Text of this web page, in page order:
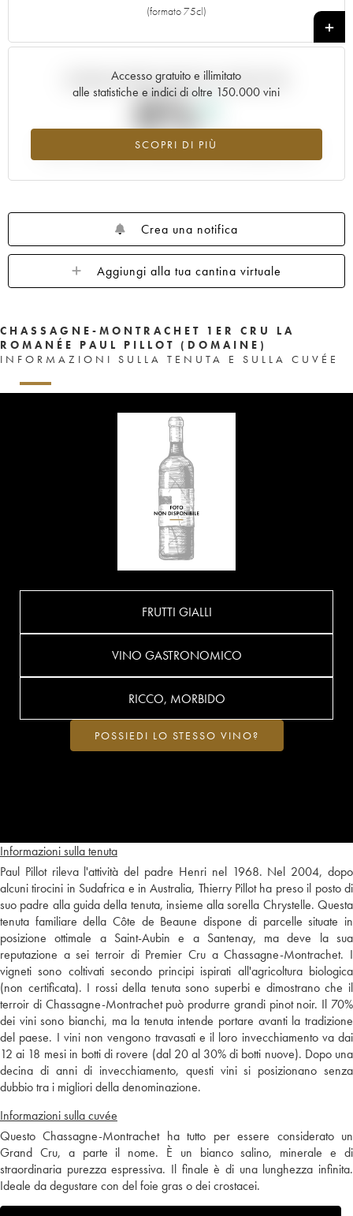
(formato 75cl)
+
Accesso gratuito e illimitato
alle statistiche e indici di oltre 150.000 vini
SCOPRI DI PIÙ
Andamento della quotazione in tempo reale
0%
Valore in aumento per l'annata 2009 nel 2026 rispetto al 2025
Crea una notifica
Aggiungi alla tua cantina virtuale
CHASSAGNE-MONTRACHET 1ER CRU LA
ROMANÉE PAUL PILLOT (DOMAINE)
INFORMAZIONI SULLA TENUTA E SULLA CUVÉE
Informazioni sulla tenuta
Paul Pillot rileva l'attività del padre Henri nel 1968. Nel 2004, dopo
alcuni tirocini in Sudafrica e in Australia, Thierry Pillot ha preso il posto di
suo padre alla guida della tenuta, insieme alla sorella Chrystelle. Questa
tenuta familiare della Côte de Beaune dispone di parcelle situate in
posizione ottimale a Saint-Aubin e a Santenay, ma deve la sua
reputazione a sei terroir di Premier Cru a Chassagne-Montrachet. I
vigneti sono coltivati secondo principi ispirati all'agricoltura biologica
(non certificata). I rossi della tenuta sono superbi e dimostrano che il
terroir di Chassagne-Montrachet può produrre grandi pinot noir. Il 70%
dei vini sono bianchi, ma la tenuta intende portare avanti la tradizione
del paese. I vini non vengono travasati e il loro invecchiamento va dai
12 ai 18 mesi in botti di rovere (dal 20 al 30% di botti nuove). Dopo una
decina di anni di invecchiamento, questi vini si posizionano senza
dubbio tra i migliori della denominazione.
Informazioni sulla cuvée
Questo Chassagne-Montrachet ha tutto per essere considerato un
Grand Cru, a parte il nome. È un bianco salino, minerale e di
straordinaria purezza espressiva. Il finale è di una lunghezza infinita.
Ideale da degustare con del foie gras o dei crostacei.
FRUTTI GIALLI
VINO GASTRONOMICO
RICCO, MORBIDO
POSSIEDI LO STESSO VINO?